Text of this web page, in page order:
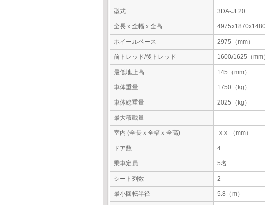
型式 3DA-JF20
全長ｘ全幅ｘ全高 4975x1870x1480
ホイールベース 2975（mm）
前トレッド/後トレッド 1600/1625（mm
最低地上高 145（mm）
車体重量 1750（kg）
車体総重量 2025（kg）
最大積載量 -
室内 (全長ｘ全幅ｘ全高) -x-x-（mm）
ドア数 4
乗車定員 5名
シート列数 2
最小回転半径 5.8（m）